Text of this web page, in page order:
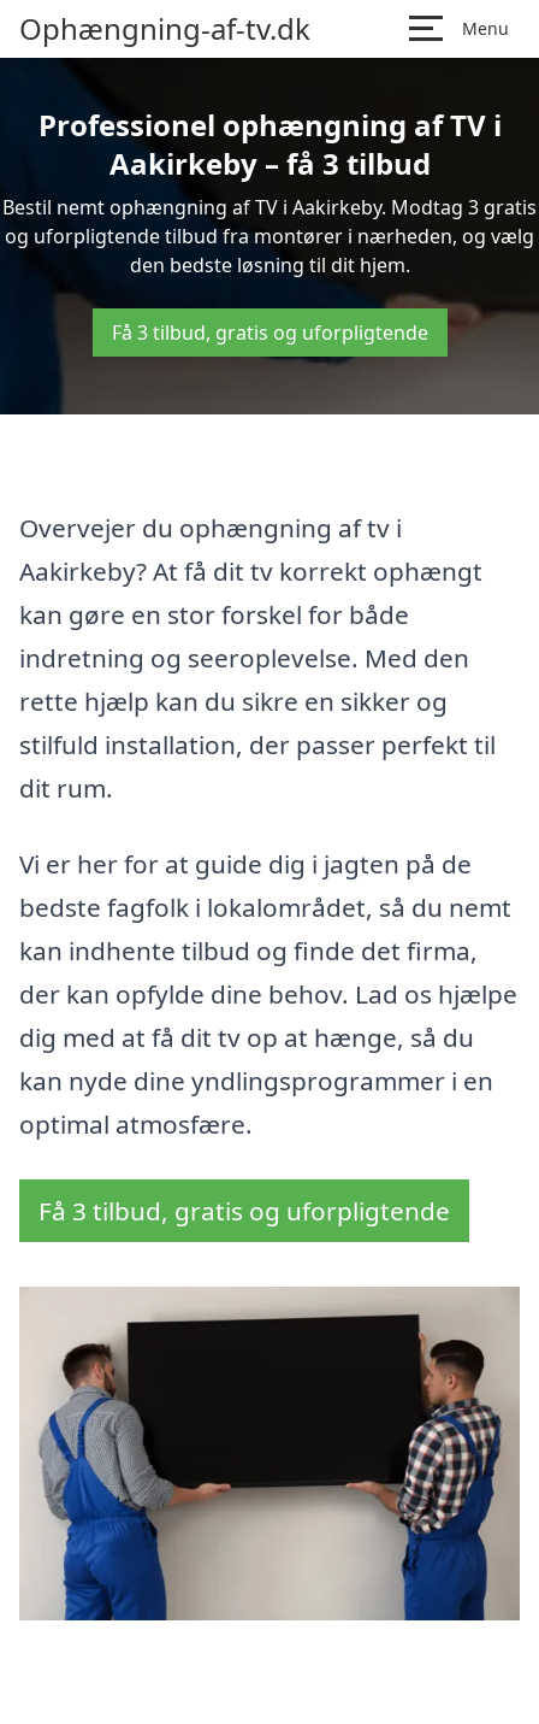
Ophængning-af-tv.dk Menu
Professionel ophængning af TV i
Aakirkeby – få 3 tilbud
Bestil nemt ophængning af TV i Aakirkeby. Modtag 3 gratis
og uforpligtende tilbud fra montører i nærheden, og vælg
den bedste løsning til dit hjem.
Få 3 tilbud, gratis og uforpligtende
Overvejer du ophængning af tv i
Aakirkeby? At få dit tv korrekt ophængt
kan gøre en stor forskel for både
indretning og seeroplevelse. Med den
rette hjælp kan du sikre en sikker og
stilfuld installation, der passer perfekt til
dit rum.
Vi er her for at guide dig i jagten på de
bedste fagfolk i lokalområdet, så du nemt
kan indhente tilbud og finde det firma,
der kan opfylde dine behov. Lad os hjælpe
dig med at få dit tv op at hænge, så du
kan nyde dine yndlingsprogrammer i en
optimal atmosfære.
Få 3 tilbud, gratis og uforpligtende